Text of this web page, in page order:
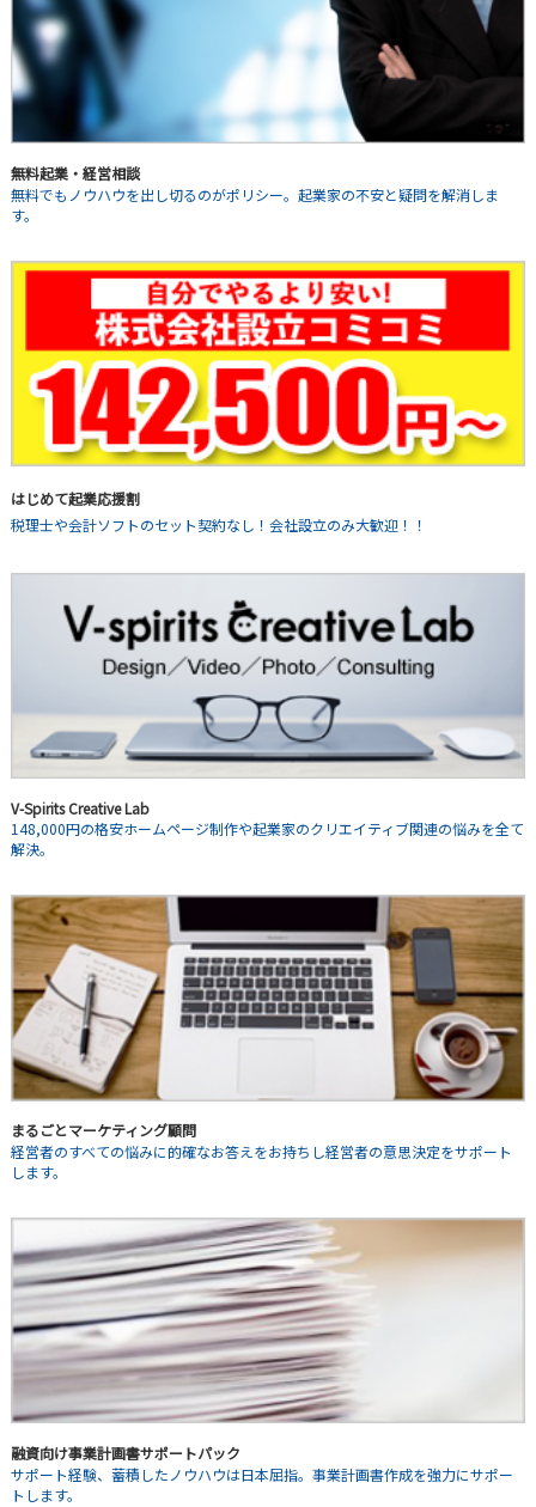
無料起業・経営相談
無料でもノウハウを出し切るのがポリシー。起業家の不安と疑問を解消しま
す。
はじめて起業応援割
税理士や会計ソフトのセット契約なし！会社設立のみ大歓迎！！
V-Spirits Creative Lab
148,000円の格安ホームページ制作や起業家のクリエイティブ関連の悩みを全て
解決。
まるごとマーケティング顧問
経営者のすべての悩みに的確なお答えをお持ちし経営者の意思決定をサポート
します。
融資向け事業計画書サポートパック
サポート経験、蓄積したノウハウは日本屈指。事業計画書作成を強力にサポー
トします。